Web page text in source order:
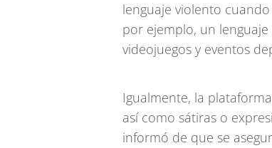
lenguaje violento
por ejemplo, un
videojuegos y eventos
Igualmente, la
así como sátiras o
informó de que se